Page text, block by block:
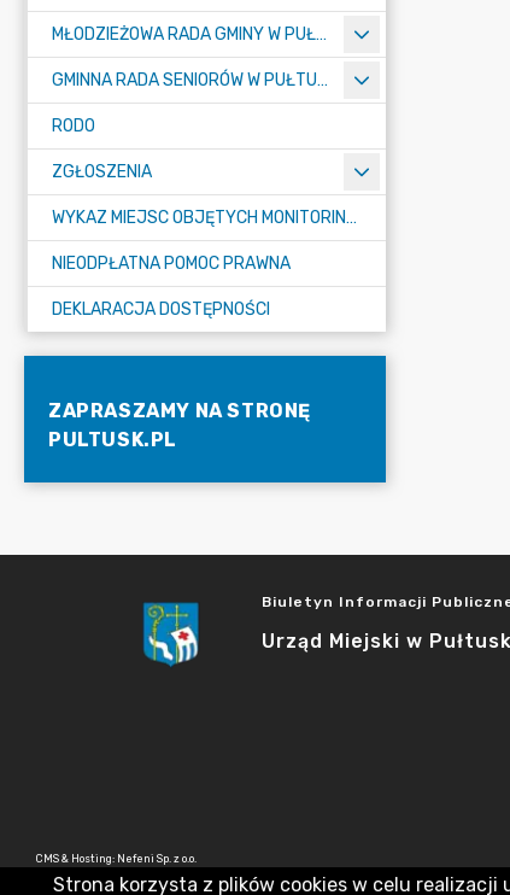
MŁODZIEŻOWA RADA GMINY W PUŁTUSKU
GMINNA RADA SENIORÓW W PUŁTUSKU
RODO
ZGŁOSZENIA
WYKAZ MIEJSC OBJĘTYCH MONITORINGIEM
NIEODPŁATNA POMOC PRAWNA
DEKLARACJA DOSTĘPNOŚCI
ZAPRASZAMY NA STRONĘ
PULTUSK.PL
Biuletyn Informacji
Urząd Miejski w
CMS & Hosting: Nefeni Sp. z o.o.
Strona korzysta z plików cookies w celu realizacji